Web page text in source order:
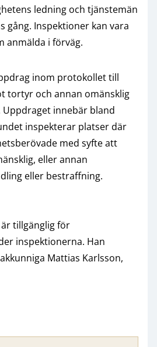
ledning och tjänstemän
gång. Inspektioner kan vara
anmälda i förväg.
inom protokollet till
tortyr och annan omänsklig
Uppdraget innebär bland
inspekterar platser där
med syfte att
eller annan
eller bestraffning.
tillgänglig för
inspektionerna. Han
Mattias Karlsson,